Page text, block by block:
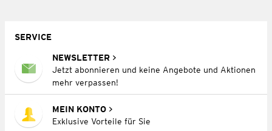
SERVICE
NEWSLETTER
Jetzt abonnieren und keine Angebote und Aktionen
mehr verpassen!
MEIN KONTO
Exklusive Vorteile für Sie